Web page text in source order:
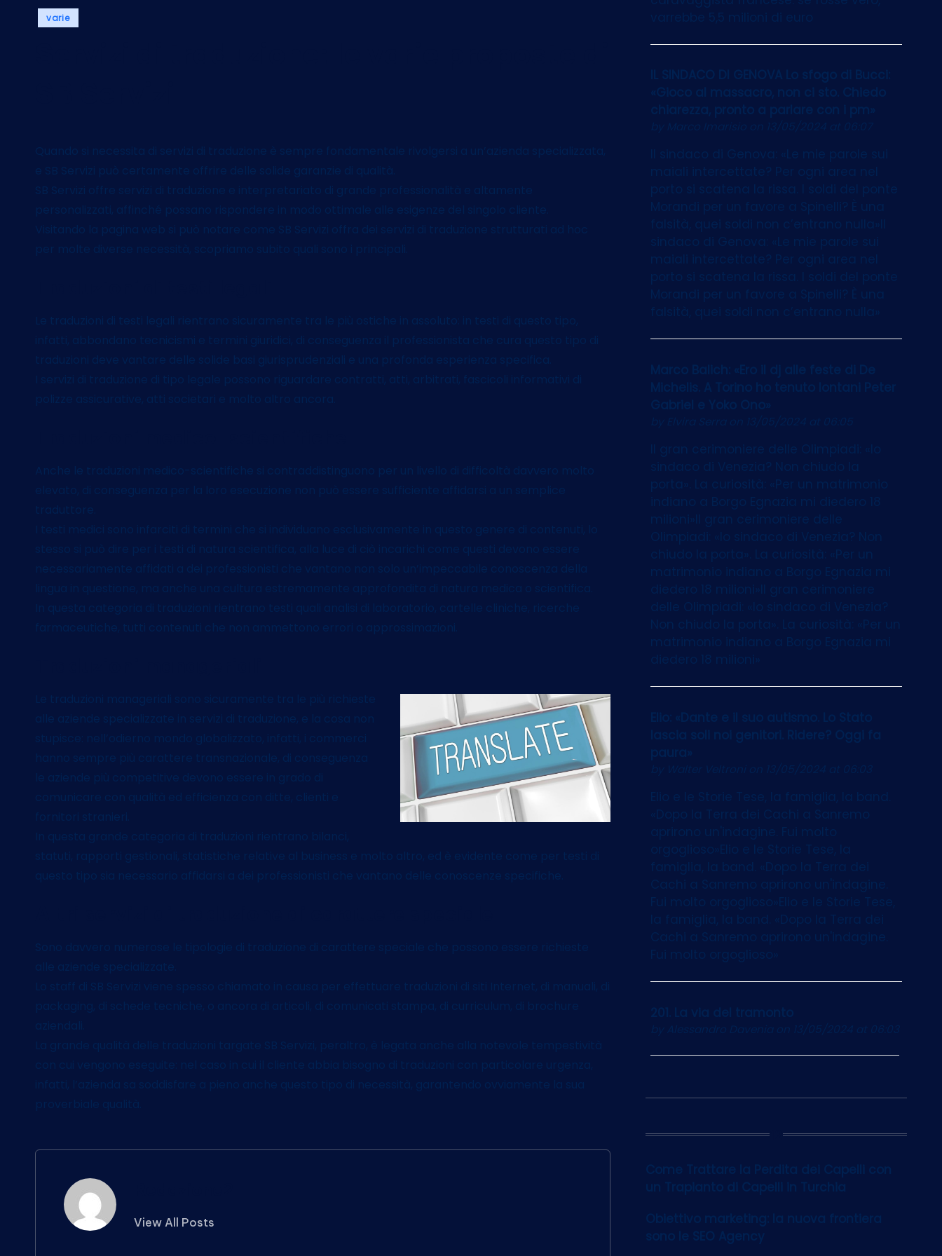
Posted
varie
Quando si necessita di servizi di traduzione è sempre fondamentale rivolgersi a un’azienda specializzata,
e SB Servizi può certamente offrire delle solide garanzie di qualità.
SB Servizi offre servizi di traduzione e interpretariato di grande professionalità e altamente
personalizzati, affinché possano rispondere in modo ottimale alle esigenze del singolo cliente.
Visitando la pagina web si può notare come SB Servizi offra dei servizi di traduzione strutturati ad hoc
per molte diverse necessità, scopriamo subito quali sono i principali.
Le traduzioni di testi legali rientrano sicuramente tra le più ostiche in assoluto: in testi di questo tipo,
infatti, abbondano tecnicismi e termini giuridici, di conseguenza il professionista che cura questo tipo di
traduzioni deve vantare delle solide basi giurisprudenziali e una profonda esperienza specifica.
I servizi di traduzione di tipo legale possono riguardare contratti, atti, arbitrati, fascicoli informativi di
polizze assicurative, atti societari e molto altro ancora.
Anche le traduzioni medico-scientifiche si contraddistinguono per un livello di difficoltà davvero molto
elevato, di conseguenza per la loro esecuzione non può essere sufficiente affidarsi a un semplice
traduttore.
I testi medici sono infarciti di termini che si individuano esclusivamente in questo genere di contenuti, lo
stesso si può dire per i testi di natura scientifica, alla luce di ciò incarichi come questi devono essere
necessariamente affidati a dei professionisti che vantano non solo un’impeccabile conoscenza della
lingua in questione, ma anche una cultura estremamente approfondita di natura medica o scientifica.
In questa categoria di traduzioni rientrano testi quali analisi di laboratorio, cartelle cliniche, ricerche
farmaceutiche, tutti contenuti che non ammettono errori o approssimazioni.
Le traduzioni manageriali sono sicuramente tra le più richieste
alle aziende specializzate in servizi di traduzione, e la cosa non
stupisce: nell’odierno mondo globalizzato, infatti, i commerci
hanno sempre più carattere transnazionale, di conseguenza
le aziende più competitive devono essere in grado di
comunicare con qualità ed efficienza con ditte, clienti e
fornitori stranieri.
In questa grande categoria di traduzioni rientrano bilanci,
statuti, rapporti gestionali, statistiche relative al business e molto altro, ed è evidente come per testi di
questo tipo sia necessario affidarsi a dei professionisti che vantano delle conoscenze specifiche.
Sono davvero numerose le tipologie di traduzione di carattere speciale che possono essere richieste
alle aziende specializzate.
Lo staff di SB Servizi viene spesso chiamato in causa per effettuare traduzioni di siti Internet, di manuali, di
packaging, di schede tecniche, o ancora di articoli, di comunicati stampa, di curriculum, di brochure
aziendali.
La grande qualità delle traduzioni targate SB Servizi, peraltro, è legata anche alla notevole tempestività
con cui vengono eseguite: nel caso in cui il cliente abbia bisogno di traduzioni con particolare urgenza,
infatti, l’azienda sa soddisfare a pieno anche questo tipo di necessità, garantendo ovviamente la sua
proverbiale qualità.
View All Posts
varrebbe 5,5 milioni di euro
IL SINDACO DI GENOVA Lo sfogo di Bucci:
«Gioco al massacro, non ci sto. Chiedo
chiarezza, pronto a parlare con i pm»
by Marco Imarisioon 13/05/2024 at 06:07
Il sindaco di Genova: «Le mie parole sui
maiali intercettate? Per ogni area nel
porto si scatena la rissa. I soldi del ponte
Morandi per un favore a Spinelli? È una
falsità, quei soldi non c’entrano nulla»Il
sindaco di Genova: «Le mie parole sui
maiali intercettate? Per ogni area nel
porto si scatena la rissa. I soldi del ponte
Morandi per un favore a Spinelli? È una
falsità, quei soldi non c’entrano nulla»
Marco Balich: «Ero il dj alle feste di De
Michelis. A Torino ho tenuto lontani Peter
Gabriel e Yoko Ono»
by Elvira Serra on 13/05/2024 at 06:05
Il gran cerimoniere delle Olimpiadi: «Io
sindaco di Venezia? Non chiudo la
porta». La curiosità: «Per un matrimonio
indiano a Borgo Egnazia mi diedero 18
milioni»Il gran cerimoniere delle
Olimpiadi: «Io sindaco di Venezia? Non
chiudo la porta». La curiosità: «Per un
matrimonio indiano a Borgo Egnazia mi
diedero 18 milioni»Il gran cerimoniere
delle Olimpiadi: «Io sindaco di Venezia?
Non chiudo la porta». La curiosità: «Per un
matrimonio indiano a Borgo Egnazia mi
diedero 18 milioni»
Elio: «Dante e il suo autismo. Lo Stato
lascia soli noi genitori. Ridere? Oggi fa
paura»
by Walter Veltronion 13/05/2024 at 06:03
Elio e le Storie Tese, la famiglia, la band.
«Dopo la Terra dei Cachi a Sanremo
aprirono un'indagine. Fui molto
orgoglioso»Elio e le Storie Tese, la
famiglia, la band. «Dopo la Terra dei
Cachi a Sanremo aprirono un'indagine.
Fui molto orgoglioso»Elio e le Storie Tese,
la famiglia, la band. «Dopo la Terra dei
Cachi a Sanremo aprirono un'indagine.
Fui molto orgoglioso»
201. La via del tramonto
by Alessandro Davenia on 13/05/2024 at 06:03
12
Come Trattare la Perdita dei Capelli con
un Trapianto di Capelli in Turchia
Obiettivo marketing: la nuova frontiera
sono le SEO Agency